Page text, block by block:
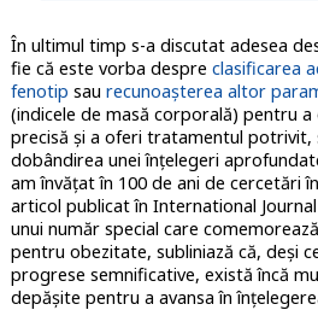
În ultimul timp s-a discutat adesea
fie că este vorba despre clasificarea
fenotip sau recunoașterea altor
(indicele de masă corporală) pentru
precisă și a oferi tratamentul potrivit,
dobândirea unei înțelegeri
am învățat în 100 de ani de cercetări în
articol publicat în International
unui număr special care
pentru obezitate, subliniază că, deși
progrese semnificative, există încă
depășite pentru a avansa în